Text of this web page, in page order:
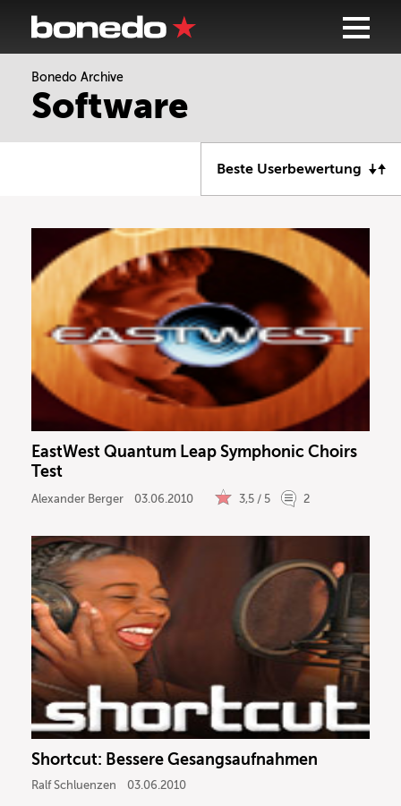
Bonedo Archive
Software
Beste Userbewertung
EastWest Quantum Leap Symphonic Choirs
Test
Alexander Berger 03.06.2010 3,5 / 5 2
Shortcut: Bessere Gesangsaufnahmen
Ralf Schluenzen 03.06.2010